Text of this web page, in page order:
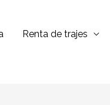
Renta de trajes